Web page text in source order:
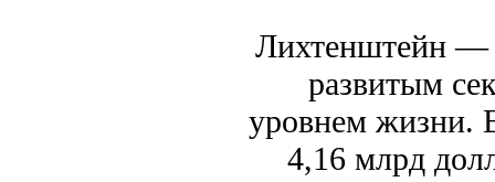
Лихтенштейн —
развитым
уровнем жизни.
4,16 млрд